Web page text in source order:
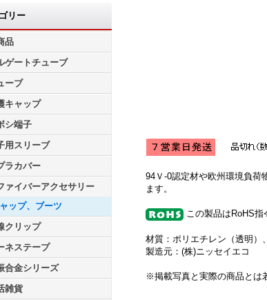
リー
品
ゲートチューブ
ーブ
キャップ
シ端子
用スリーブ
ラカバー
ァイバーアクセサリー
ップ、ブーツ
クリップ
ネステープ
合金シリーズ
雑貨
94Ｖ-0認定材や欧州環境負
ます。
この製品はRoHS指
材質：ポリエチレン（透明）
製造元：(株)ニッセイエコ
※掲載写真と実際の商品とは